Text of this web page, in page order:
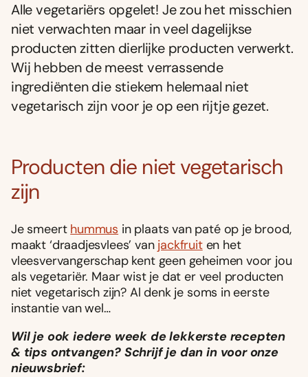
Alle vegetariërs opgelet! Je zou het misschien
niet verwachten maar in veel dagelijkse
producten zitten dierlijke producten verwerkt.
Wij hebben de meest verrassende
ingrediënten die stiekem helemaal niet
vegetarisch zijn voor je op een rijtje gezet.
Producten die niet vegetarisch
zijn
Je smeert hummus in plaats van paté op je brood,
maakt ‘draadjesvlees’ van jackfruiten het
vleesvervangerschap kent geen geheimen voor jou
als vegetariër. Maar wist je dat er veel producten
niet vegetarisch zijn? Al denk je soms in eerste
instantie van wel…
Wil je ook iedere week de lekkerste recepten
& tips ontvangen? Schrijf je dan in voor onze
nieuwsbrief: